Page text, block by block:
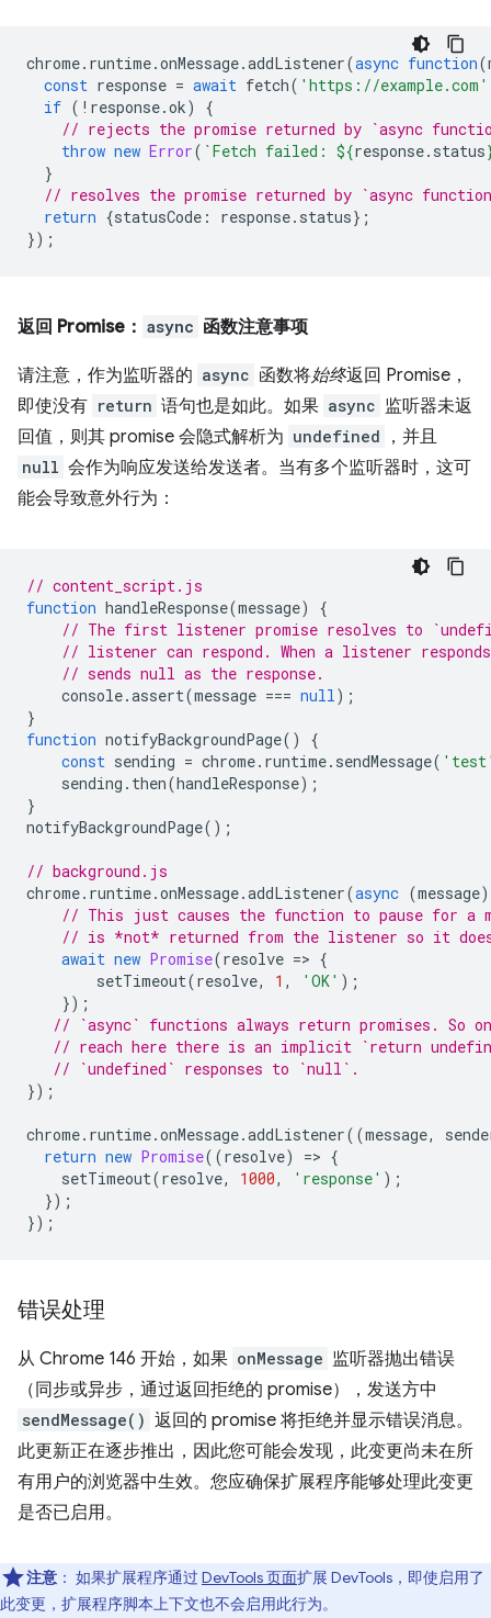
chrome. runtime.onMessage.addListener(async function(
const response = await fetch( 'https://example.com'
if ( ! response.ok)
{
// rejects the promise returned by `async
throw new Error( `Fetch failed: ${response. status
}
// resolves the promise returned by `async
return {statusCode : response. status};
});
返回 Promise： async 函数注意事项
请注意，作为监听器的 async 函数将始终返回 Promise，
即使没有 return 语句也是如此。如果 async 监听器未返
回值，则其 promise 会隐式解析为 undefined ，并且
null 会作为响应发送给发送者。当有多个监听器时，这可
能会导致意外行为：
// content_script.js
function handleResponse(message)
{
// The first listener promise resolves to
// listener can respond. When a listener
// sends null as the response.
console.assert(message === null);
}
function notifyBackgroundPage()
{
const sending = chrome. runtime. sendMessage(
sending . then(handleResponse);
}
notifyBackgroundPage();
// background.js
chrome. runtime.onMessage.addListener(async (message)
// This just causes the function to pause for a
// is *not* returned from the listener so it
await new Promise(resolve => {
setTimeout(resolve, 1 , 'OK' );
});
// `async` functions always return promises. So
// reach here there is an implicit `return
// `undefined` responses to `null`.
});
chrome. runtime.onMessage.addListener((message,
return new Promise((resolve) => {
setTimeout(resolve, 1000, 'response' );
});
});
错误处理
从 Chrome 146 开始，如果 onMessage 监听器抛出错误
（同步或异步，通过返回拒绝的 promise），发送方中
sendMessage() 返回的 promise 将拒绝并显示错误消息。
此更新正在逐步推出，因此您可能会发现，此变更尚未在所
有用户的浏览器中生效。您应确保扩展程序能够处理此变更
是否已启用。
注意 ： 如果扩展程序通过 DevTools 页面扩展 DevTools，即使启用了
此变更，扩展程序脚本上下文也不会启用此行为。